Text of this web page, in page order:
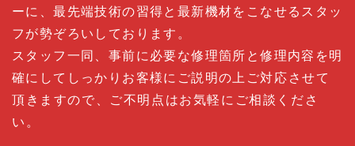
ーに、最先端技術の習得と最新機材をこなせるスタッ
フが勢ぞろいしております。
スタッフ一同、事前に必要な修理箇所と修理内容を明
確にしてしっかりお客様に ご説明の上 ご対応させて
頂きますので、ご不明点はお気軽にご相談くださ
い。